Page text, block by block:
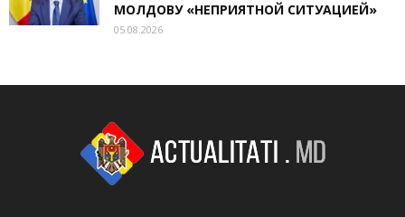
МОЛДОВУ «НЕПРИЯТНОЙ СИТУАЦИЕЙ»
05.08.2026